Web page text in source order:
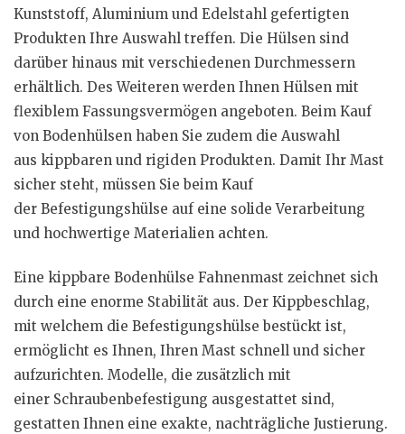
Kunststoff, Aluminium und Edelstahl gefertigten
Produkten Ihre Auswahl treffen. Die Hülsen sind
darüber hinaus mit verschiedenen Durchmessern
erhältlich. Des Weiteren werden Ihnen Hülsen mit
flexiblem Fassungsvermögen angeboten. Beim Kauf
von Bodenhülsen haben Sie zudem die Auswahl
aus kippbaren und rigiden Produkten. Damit Ihr Mast
sicher steht, müssen Sie beim Kauf
der Befestigungshülse auf eine solide Verarbeitung
und hochwertige Materialien achten.
Eine kippbare Bodenhülse Fahnenmast zeichnet sich
durch eine enorme Stabilität aus. Der Kippbeschlag,
mit welchem die Befestigungshülse bestückt ist,
ermöglicht es Ihnen, Ihren Mast schnell und sicher
aufzurichten. Modelle, die zusätzlich mit
einer Schraubenbefestigung ausgestattet sind,
gestatten Ihnen eine exakte, nachträgliche Justierung.